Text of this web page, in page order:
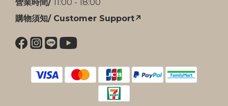
營業時間/ 11:00 - 18:00
購物須知/ Customer Support↗